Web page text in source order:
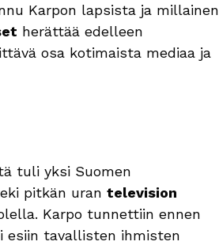
Karpon lapsista ja millainen
herättää edelleen
osa kotimaista mediaa ja
tuli yksi Suomen
pitkän uran television
Karpo tunnettiin ennen
esiin tavallisten ihmisten